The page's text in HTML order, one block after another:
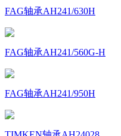
FAG轴承AH241/630H
FAG轴承AH241/560G-H
FAG轴承AH241/950H